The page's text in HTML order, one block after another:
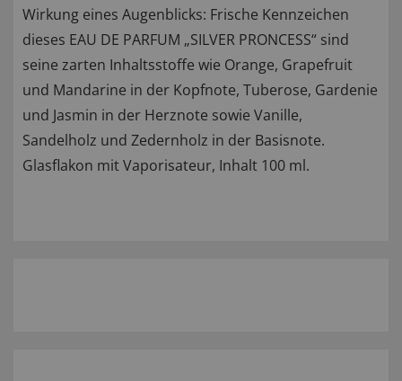
Wirkung eines Augenblicks: Frische Kennzeichen
dieses EAU DE PARFUM „SILVER PRONCESS“ sind
seine zarten Inhaltsstoffe wie Orange, Grapefruit
und Mandarine in der Kopfnote, Tuberose, Gardenie
und Jasmin in der Herznote sowie Vanille,
Sandelholz und Zedernholz in der Basisnote.
Glasflakon mit Vaporisateur, Inhalt 100 ml.